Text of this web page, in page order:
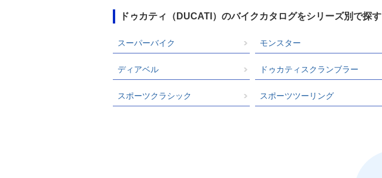
ドゥカティ（DUCATI）のバイクカタログをシリーズ別で探す
スーパーバイク モンスター
ディアベル ドゥカティスクランブラー
スポーツクラシック スポーツツーリング